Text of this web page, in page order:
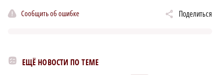
Сообщить об ошибке Поделиться
ЕЩЁ НОВОСТИ ПО ТЕМЕ